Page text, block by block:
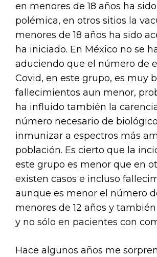
en menores de 18 años ha
polémica, en otros sitios la
menores de 18 años ha sido
ha iniciado. En México no se
aduciendo que el número de
Covid, en este grupo, es muy
fallecimientos aun menor,
ha influido también la
número necesario de
inmunizar a espectros más
población. Es cierto que la
este grupo es menor que en
existen casos e incluso
aunque es menor el número
menores de 12 años y
y no sólo en pacientes con
Hace algunos años me